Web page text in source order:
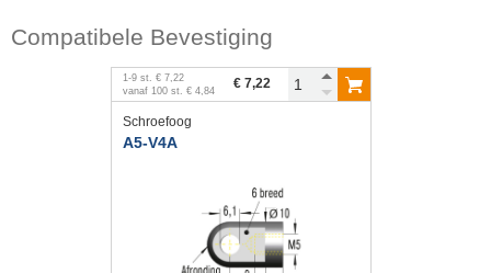
Compatibele Bevestiging
1 -9 st. € 7,22
vanaf 100 st. € 4,84 € 7,22
Schroefoog
A5-V4A